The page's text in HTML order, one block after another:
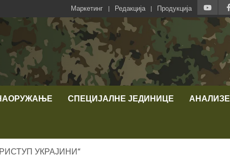
Маркетинг Редакција Продукција
СПЕЦИЈАЛНЕ ЈЕДИНИЦЕ АНАЛИЗЕ
УКРАЈИНИ“